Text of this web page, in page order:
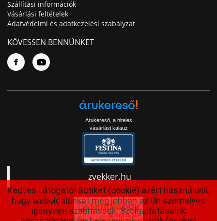
Szállítási információk
Vásárlási feltételek
Adatvédelmi és adatkezelési szabályzat
KÖVESSEN BENNÜNKET
Árukereső, a hiteles
vásárlási kalauz
zvekker.hu
Kedves Látogató! Sütiket (cookie) azért használunk,
hogy weboldalunkat még jobban az Ön személyes
igényeire szabhassuk. Szolgáltatásaink